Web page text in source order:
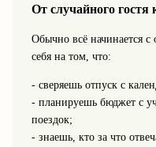
От случайного гостя
Обычно всё начинается
себя на том, что:
- сверяешь отпуск с
- планируешь бюджет с
поездок;
- знаешь, кто за что